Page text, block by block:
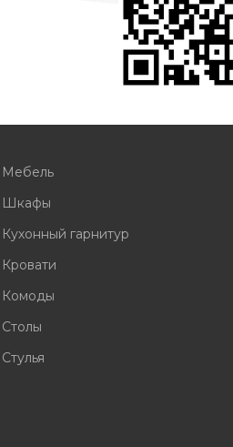
Мебель
Шкафы
Кухонный гарнитур
Кровати
Комоды
Столы
Стулья